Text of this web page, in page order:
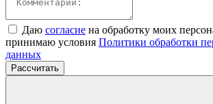
Даю согласие на обработку моих
принимаю условия Политики обработки
данных
Рассчитать